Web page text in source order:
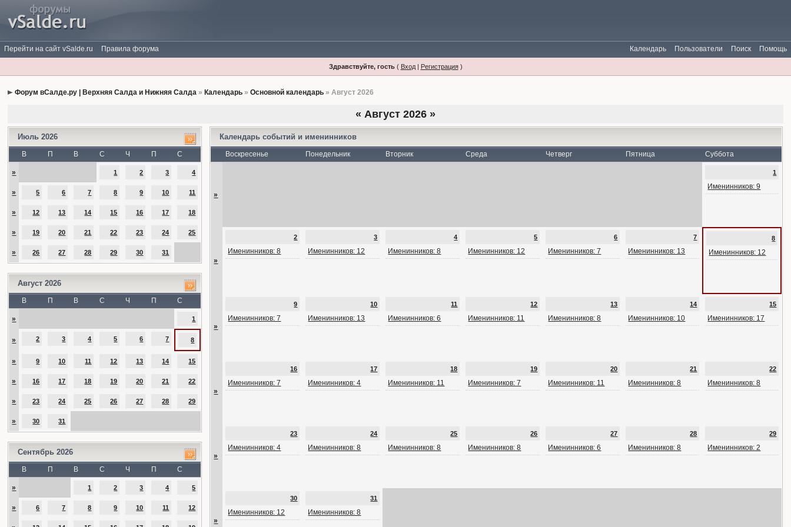
Перейти на сайт vSalde.ru Правила форума Помощь
Поиск
Пользователи
Календарь
Здравствуйте, гость( Вход| Регистрация)
Форум вСалде.ру | Верхняя Салда и Нижняя Салда » Календарь »Основной календарь » Август 2026
« Август 2026 »
Июль 2026
В П В С Ч П С
» 1 2 3 4
» 5 6 7 8 9 10 11
» 12 13 14 15 16 17 18
» 19 20 21 22 23 24 25
» 26 27 28 29 30 31
Август 2026
В П В С Ч П С
» 1
» 2 3 4 5 6 7 8
» 9 10 11 12 13 14 15
» 16 17 18 19 20 21 22
» 23 24 25 26 27 28 29
» 30 31
Сентябрь 2026
В П В С Ч П С
» 1 2 3 4 5
» 6 7 8 9 10 11 12
Календарь событий и именинников
Воскресенье Понедельник Вторник Среда Четверг Пятница Суббота
»
1
Именинников: 9
»
2
Именинников: 8
3
Именинников: 12
4
Именинников: 8
5
Именинников: 12
6
Именинников: 7
7
Именинников: 13
8
Именинников: 12
»
9
Именинников: 7
10
Именинников: 13
11
Именинников: 6
12
Именинников: 11
13
Именинников: 8
14
Именинников: 10
15
Именинников: 17
»
16
Именинников: 7
17
Именинников: 4
18
Именинников: 11
19
Именинников: 7
20
Именинников: 11
21
Именинников: 8
22
Именинников: 8
»
23
Именинников: 4
24
Именинников: 8
25
Именинников: 8
26
Именинников: 8
27
Именинников: 6
28
Именинников: 8
29
Именинников: 2
»
30
Именинников: 12
31
Именинников: 8